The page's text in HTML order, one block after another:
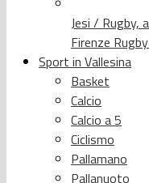
Jesi / Rugby,
Firenze
Sport in Vallesina
Basket
Calcio
Calcio a 5
Ciclismo
Pallamano
Pallanuoto